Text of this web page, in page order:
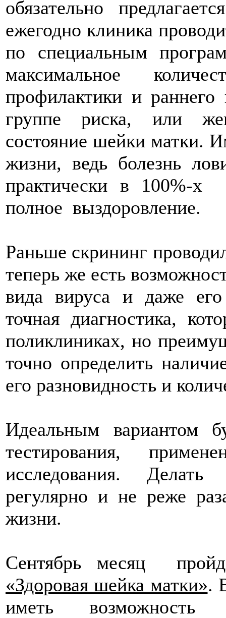
обязательно
ежегодно клиника
по специальным
максимальное
профилактики и
группе риска, или
состояние шейки матки.
жизни, ведь болезнь
практически в 100%-х
полное выздоровление.
Раньше скрининг
теперь же есть
вида вируса и даже
точная диагностика,
поликлиниках, но
точно определить
его разновидность и
Идеальным вариантом
тестирования,
исследования.
регулярно и не реже
жизни.
Сентябрь месяц
«Здоровая шейка матки».
иметь возможность